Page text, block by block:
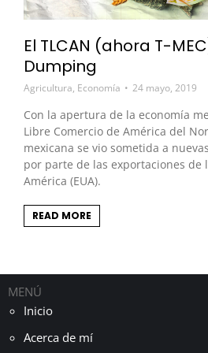
El TLCAN (ahora T-
Dumping
Agricultura, Economía 24 mayo, 2019
Con la apertura de la economía
Libre Comercio de América del
mexicana se vio sometida a
por parte de las exportaciones de
América (EUA).
READ MORE
MENÚ
Inicio
Acerca de mí